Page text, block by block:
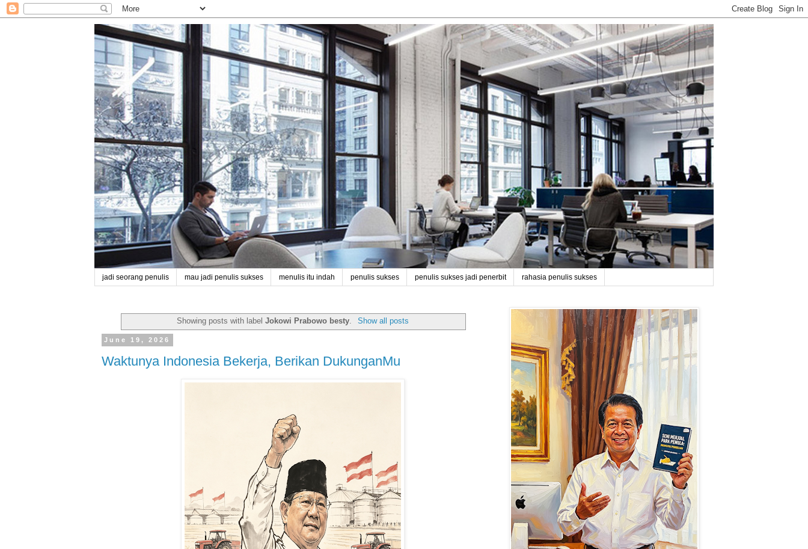
jadi seorang penulis mau jadi penulis sukses menulis itu indah penulis sukses penulis sukses jadi penerbit rahasia penulis sukses
Showing posts with labelJokowi Prabowo besty. Show all posts
June 19, 2026
Waktunya Indonesia Bekerja, Berikan DukunganMu